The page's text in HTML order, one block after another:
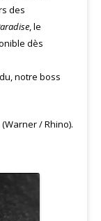
des
, le
dès
notre boss
/ Rhino).